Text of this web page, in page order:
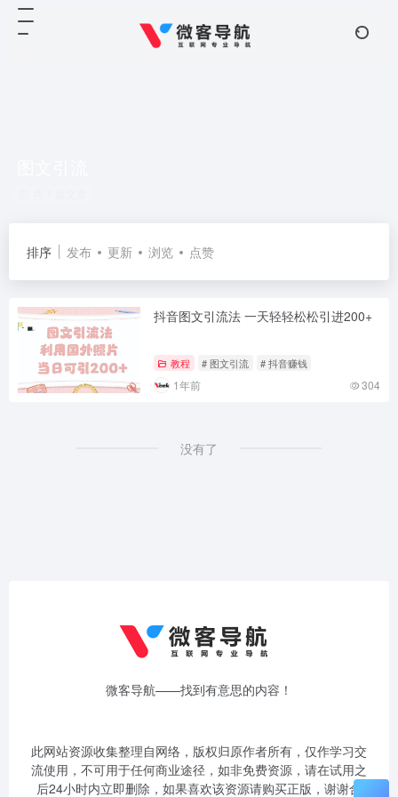
排序 发布 更新 浏览 点赞
抖音图文引流法 一天轻轻松松引进200+
教程 # 图文引流 # 抖音赚钱
1年前 304
没有了
微客导航——找到有意思的内容！
此网站资源收集整理自网络，版权归原作者所有，仅作学习交
流使用，不可用于任何商业途径，如非免费资源，请在试用之
后24小时内立即删除，如果喜欢该资源请购买正版，谢谢合